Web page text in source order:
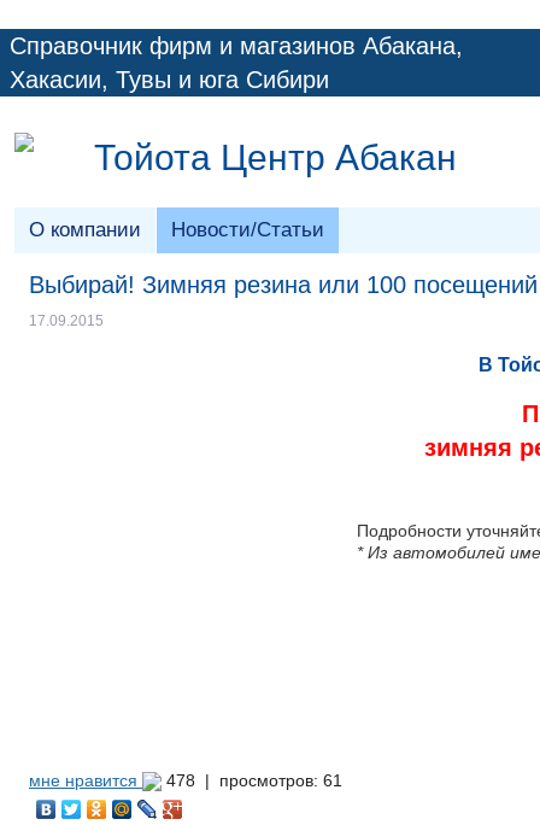
Справочник фирм и магазинов Абакана,
Хакасии, Тувы и юга Сибири
Тойота Центр Абакан
О компании Новости/Статьи
Выбирай! Зимняя резина или 100
17.09.2015
В
зимняя
Подробности
* Из автомобилей
мне нравится 478 | просмотров: 61